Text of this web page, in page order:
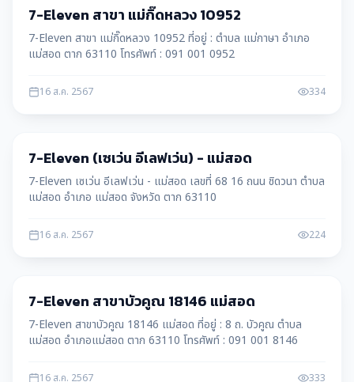
7-Eleven สาขา แม่กิ๊ดหลวง 10952
7-Eleven สาขา แม่กิ๊ดหลวง 10952 ที่อยู่ : ตำบล แม่กาษา อำเภอ
แม่สอด ตาก 63110 โทรศัพท์ : 091 001 0952
16 ส.ค. 2567 334
บริษัท
7-Eleven (เซเว่น อีเลฟเว่น) - แม่สอด
7-Eleven เซเว่น อีเลฟเว่น - แม่สอด เลขที่ 68 16 ถนน ชิดวนา ตำบล
แม่สอด อำเภอ แม่สอด จังหวัด ตาก 63110
16 ส.ค. 2567 224
บริษัท
7-Eleven สาขาบัวคูณ 18146 แม่สอด
7-Eleven สาขาบัวคูณ 18146 แม่สอด ที่อยู่ : 8 ถ. บัวคูณ ตำบล
แม่สอด อำเภอแม่สอด ตาก 63110 โทรศัพท์ : 091 001 8146
16 ส.ค. 2567 333